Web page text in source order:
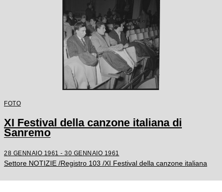
FOTO
XI Festival della canzone italiana di
Sanremo
28 GENNAIO 1961 - 30 GENNAIO 1961
Settore NOTIZIE /Registro 103 /XI Festival della canzone italiana